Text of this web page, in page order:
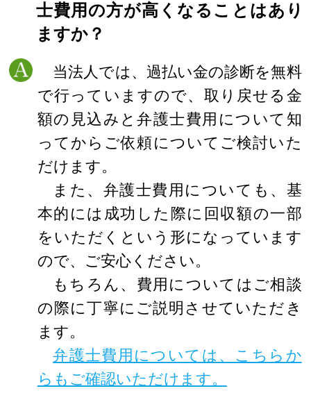
士費用の方が高くなることはあり
ますか？
当法人では、過払い金の診断を無料
で行っていますので、取り戻せる金
額の見込みと弁護士費用について知
ってからご依頼についてご検討いた
だけます。
また、弁護士費用についても、基
本的には成功した際に回収額の一部
をいただくという形になっています
ので、ご安心ください。
もちろん、費用についてはご相談
の際に丁寧にご説明させていただき
ます。
弁護士費用については、こちらか
らもご確認いただけます。